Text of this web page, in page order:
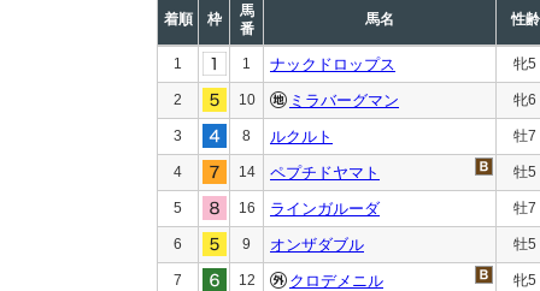
着順 枠
馬
番
馬名 性齢
1 1 ナックドロップス 牝5
2 10 ミラバーグマン 牝6
3 8 ルクルト 牡7
4 14 ペプチドヤマト 牡5
5 16 ラインガルーダ 牡7
6 9 オンザダブル 牡5
7 12 クロデメニル 牝5